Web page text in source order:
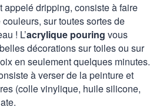
appelé dripping, consiste à faire
sur toutes sortes de
! L’acrylique pouring vous
décorations sur toiles ou sur
en seulement quelques minutes.
à verser de la peinture et
(colle vinylique, huile silicone,